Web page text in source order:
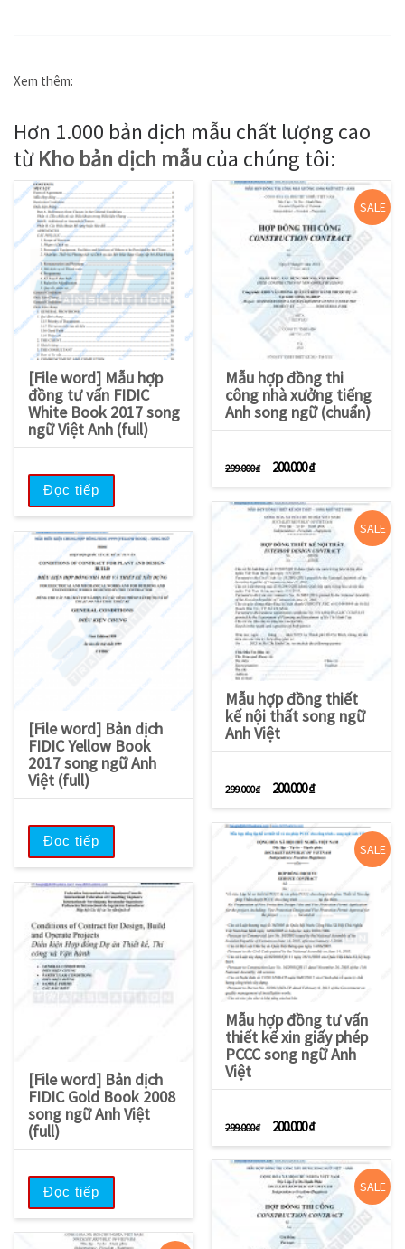
Xem thêm:
Hơn 1.000 bản dịch mẫu chất lượng cao
từKho bản dịch mẫu của chúng tôi:
[File word] Mẫu hợp
đồng tư vấn FIDIC
White Book 2017 song
ngữ Việt Anh (full)
Đọc tiếp
Mẫu hợp đồng thi
công nhà xưởng tiếng
Anh song ngữ (chuẩn)
299.000₫ Giá gốc là: 299.000 ₫.
200.000₫
SALE
Mẫu hợp đồng thiết
kế nội thất song ngữ
Anh Việt
299.000₫ Giá gốc là: 299.000 ₫.
200.000₫
SALE
[File word] Bản dịch
FIDIC Yellow Book
2017 song ngữ Anh
Việt (full)
Đọc tiếp
Mẫu hợp đồng tư vấn
thiết kế xin giấy phép
PCCC song ngữ Anh
Việt
299.000₫ Giá gốc là: 299.000 ₫.
200.000₫
SALE
[File word] Bản dịch
FIDIC Gold Book 2008
song ngữ Anh Việt
(full)
Đọc tiếp SALE